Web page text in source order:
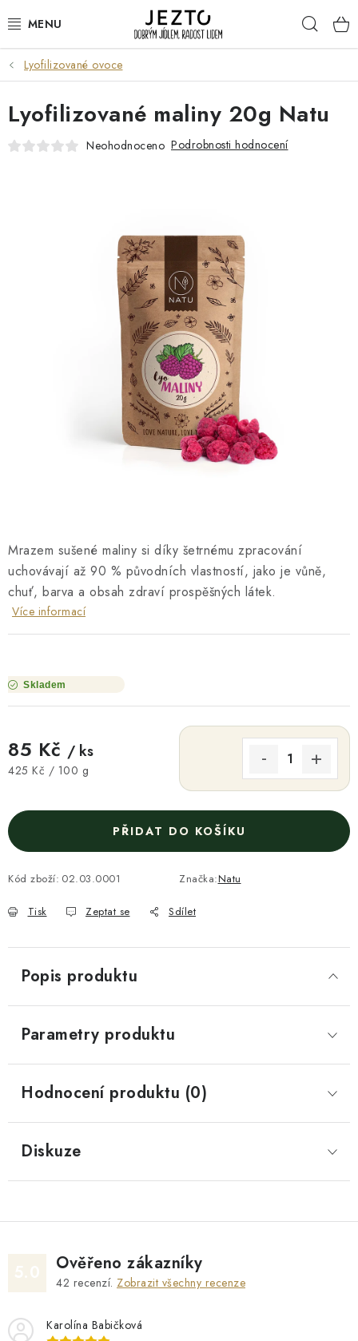
na
DÁRKOVÉ SADY
TRVANLIVÉ
DROGERIE A KOSMETIKA
RELAX A REGENERACE
NÁŠ PŘÍBĚH FIREMNÍ DÁRKY
Lyofilizované ovoce
Mrazem sušené maliny si díky šetrnému zpracování
uchovávají až 90 % původních vlastností, jako je vůně,
chuť, barva a obsah zdraví prospěšných látek.
Více informací
Skladem
85 Kč / ks
Měrná cena:
425 Kč / 100 g
PŘIDAT DO KOŠÍKU
Kód zboží: 02.03.0001 Značka:Natu
Tisk Zeptat se Sdílet
Lyofilizované maliny 20g Natu
Neohodnoceno Podrobnosti hodnocení
Popis produktu
Parametry produktu
Hodnocení produktu (0)
Diskuze
Ověřeno zákazníky
42 recenzí. Zobrazit všechny recenze
Karolína Babičková